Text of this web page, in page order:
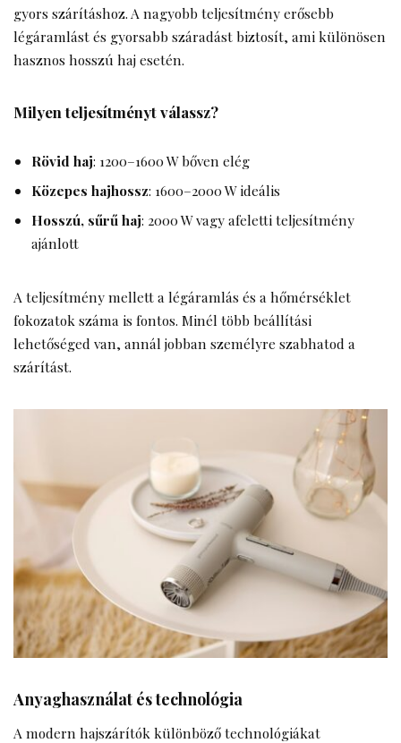
gyors szárításhoz. A nagyobb teljesítmény erősebb
légáramlást és gyorsabb száradást biztosít, ami különösen
hasznos hosszú haj esetén.
Milyen teljesítményt válassz?
Rövid haj: 1200–1600 W bőven elég
Közepes hajhossz: 1600–2000 W ideális
Hosszú, sűrű haj: 2000 W vagy afeletti teljesítmény
ajánlott
A teljesítmény mellett a légáramlás és a hőmérséklet
fokozatok száma is fontos. Minél több beállítási
lehetőséged van, annál jobban személyre szabhatod a
szárítást.
Anyaghasználat és technológia
A modern hajszárítók különböző technológiákat